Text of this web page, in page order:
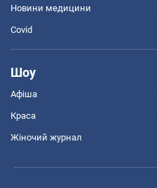
Новини медицини
Covid
Шоу
Афіша
Краса
Жіночий журнал